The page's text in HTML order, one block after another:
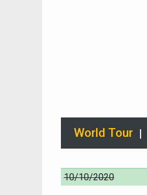
World Tour |
10/10/2020